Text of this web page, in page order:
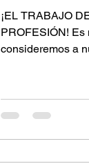
¡EL TRABAJO
PROFESIÓN! Es
consideremos a